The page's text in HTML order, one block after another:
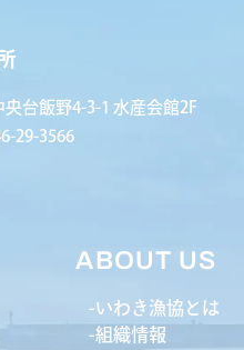
台飯野4-3-1 水産会館2F
29-3566
ABOUT US
いわき漁協とは
組織情報